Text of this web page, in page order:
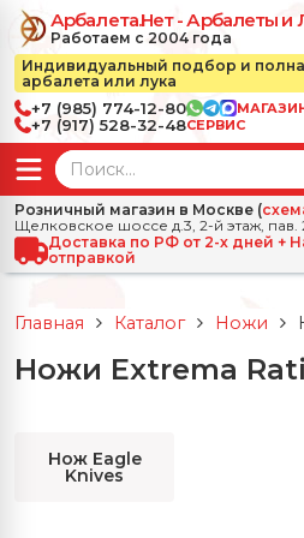
Арбалета.Нет - Арбалеты и
Работаем с 2004 года
Индивидуальный подбор и
арбалета или лука
+7 (985) 774-12-80
+7 (917) 528-32-48СЕРВИС
Розничный магазин в Москве (
Щелковское шоссе д.3, 2-й этаж, пав.
Доставка по РФ от 2-х дней +
отправкой
← Назад
Арбалеты
Арбалеты для отдыха
Рекурсивные арбалеты
✕
луки
боеприпасы
для арбалетов
✕
Аксессуары
Главная Каталог Ножи
Ножи Extrema
Нож Eagle
Knives